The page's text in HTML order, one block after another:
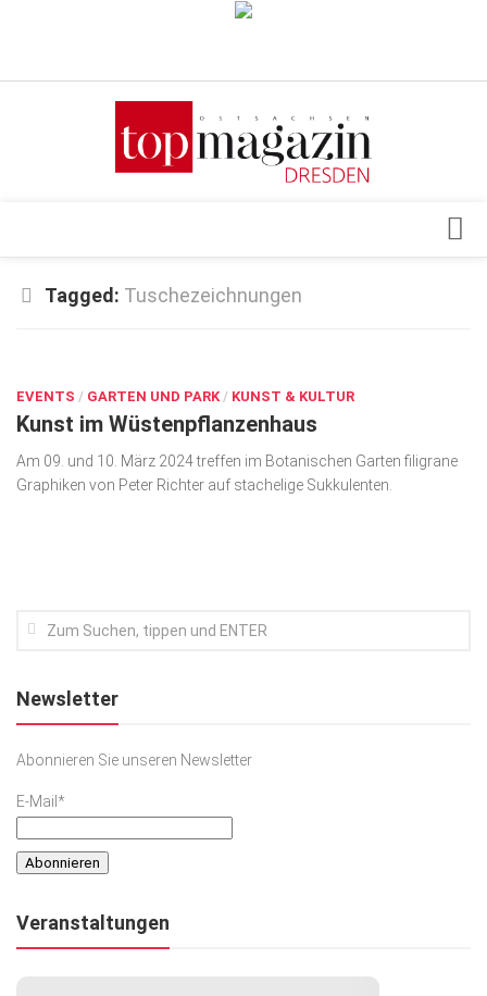
Verkaufsstellen
Top Gesundheitsforum Dresden / Ostsachsen
Geschäft
gesund & schön
Gesellschaft
Podcast
SACHSEN IN PARIS
Tagged: Tuschezeichnungen
EVENTS / GARTEN UND PARK/ KUNST & KULTUR
Kunst im Wüstenpflanzenhaus
Am 09. und 10. März 2024 treffen im Botanischen Garten filigrane
Graphiken von Peter Richter auf stachelige Sukkulenten.
Newsletter
Abonnieren Sie unseren Newsletter
E-Mail*
Veranstaltungen